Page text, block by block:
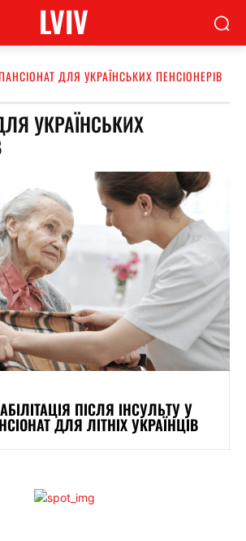
LVIV
ДЛЯ УКРАЇНСЬКИХ ПЕНСІОНЕРІВ
УКРАЇНСЬКИХ
ПІСЛЯ ІНСУЛЬТУ У
ДЛЯ ЛІТНІХ УКРАЇНЦІВ